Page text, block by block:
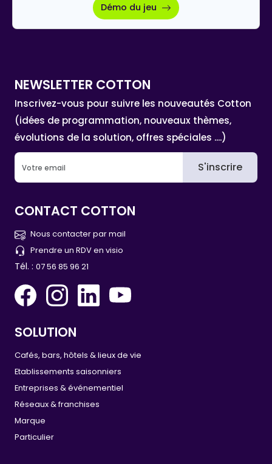
Démo du jeu
NEWSLETTER COTTON
Inscrivez-vous pour suivre les nouveautés Cotton
(idées de programmation, nouveaux thèmes,
évolutions de la solution, offres spéciales ....)
S'inscrire
CONTACT COTTON
Nous contacter par mail
Prendre un RDV en visio
Tél. : 07 56 85 96 21
SOLUTION
Cafés, bars, hôtels & lieux de vie
Etablissements saisonniers
Entreprises & événementiel
Réseaux & franchises
Marque
Particulier